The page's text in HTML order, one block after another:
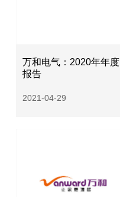
万和电气：2020年年度
报告
2021-04-29